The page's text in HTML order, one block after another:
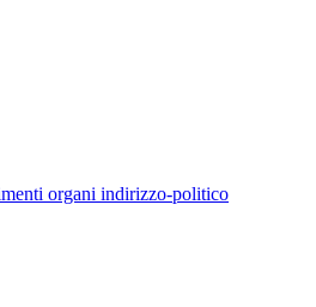
organi indirizzo-politico